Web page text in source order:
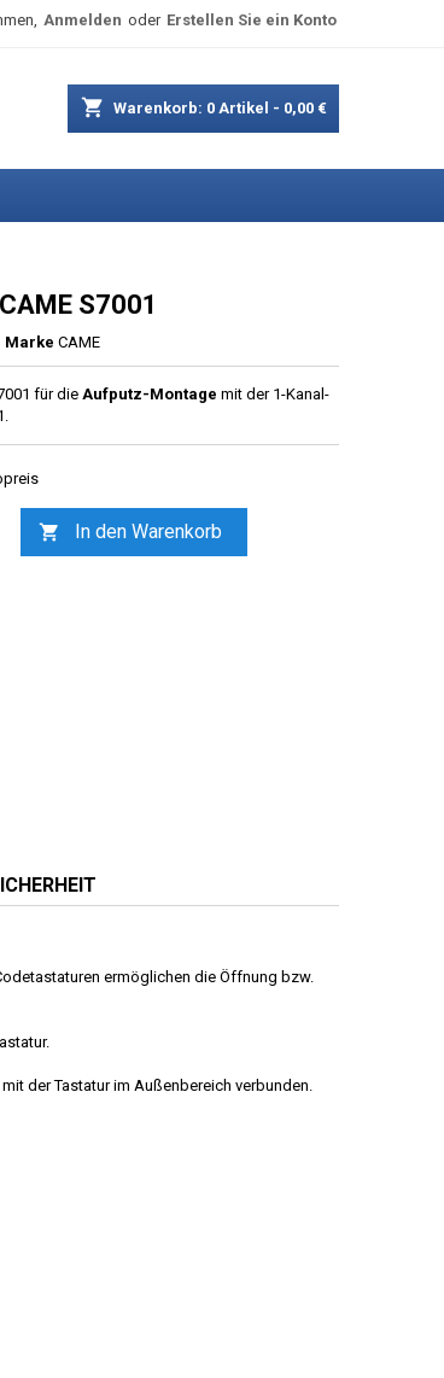
Anmelden oder Erstellen Sie ein Konto
shopping_cart Warenkorb: 0 Artikel - 0,00 €
S7001
Marke CAME
für die Aufputz-Montage mit der 1-Kanal-
 In den Warenkorb
ermöglichen die Öffnung bzw.
der Tastatur im Außenbereich verbunden.